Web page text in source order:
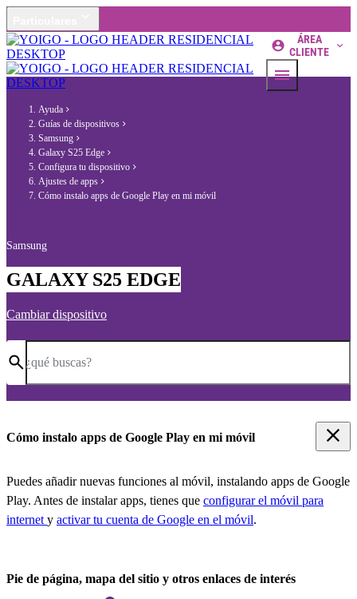
ÁREA
CLIENTE
Ayuda
Guías de dispositivos
Samsung
Galaxy S25 Edge
Configura tu dispositivo
Ajustes de apps
Cómo instalo apps de Google Play en mi móvil
Samsung
GALAXY S25 EDGE
Cambiar dispositivo
¿qué buscas?
Cómo instalo apps de Google Play en mi móvil
Puedes añadir nuevas funciones al móvil, instalando apps de Google
Play. Antes de instalar apps, tienes que configurar el móvil para
internet y activar tu cuenta de Google en el móvil.
Pie de página, mapa del sitio y otros enlaces de interés